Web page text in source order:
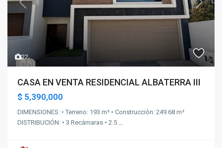
22
Previous Next
CASA EN VENTA RESIDENCIAL ALBATERRA III
$ 5,390,000
DIMENSIONES: • Terreno: 193 m² • Construcción: 249.68 m²
DISTRIBUCIÓN: • 3 Recámaras • 2.5 ...